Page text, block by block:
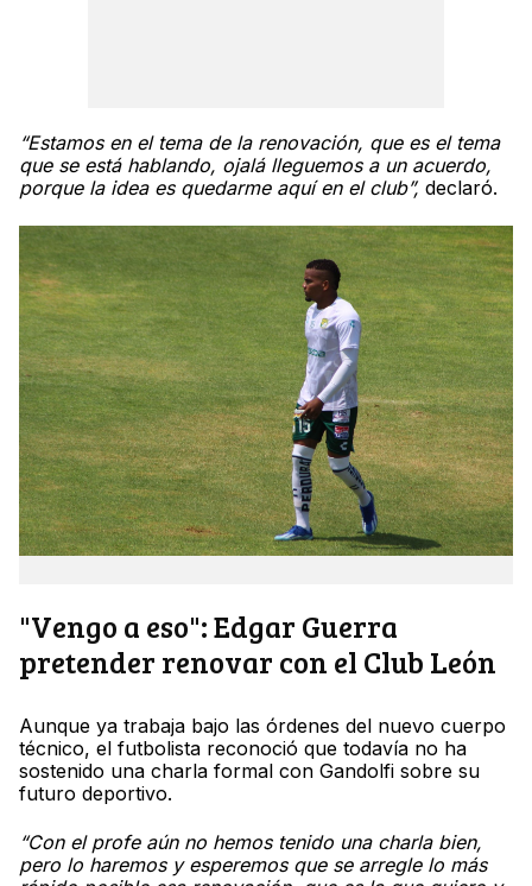
“Estamos en el tema de la renovación, que es el tema
que se está hablando, ojalá lleguemos a un acuerdo,
porque la idea es quedarme aquí en el club”, declaró.
"Vengo a eso": Edgar Guerra
pretender renovar con el Club León
Aunque ya trabaja bajo las órdenes del nuevo cuerpo
técnico, el futbolista reconoció que todavía no ha
sostenido una charla formal con Gandolfi sobre su
futuro deportivo.
“Con el profe aún no hemos tenido una charla bien,
pero lo haremos y esperemos que se arregle lo más